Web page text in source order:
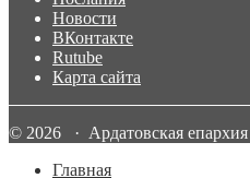
Новости
ВКонтакте
Rutube
Карта сайта
© 2026 · Ардатовская епархия
Главная